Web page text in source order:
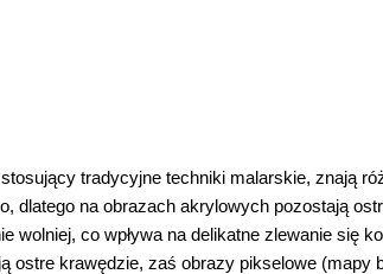
tradycyjne techniki malarskie, znają
dlatego na obrazach akrylowych pozostają
wolniej, co wpływa na delikatne zlewanie się
ostre krawędzie, zaś obrazy pikselowe (mapy